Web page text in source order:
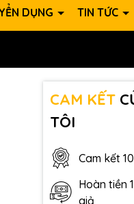
DỤNG TIN TỨC
CAM KẾT
TÔI
Cam kết
Hoàn tiền
giả